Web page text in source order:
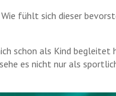
fühlt sich dieser
schon als Kind begleitet
es nicht nur als